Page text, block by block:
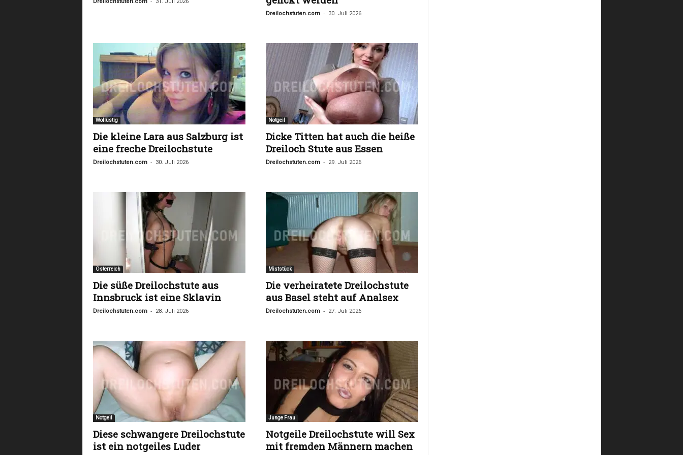
Dreilochstuten.com - 30. Juli 2026
Wollüstig
Die kleine Lara aus Salzburg ist
eine freche Dreilochstute
Dreilochstuten.com - 30. Juli 2026
Notgeil
Dicke Titten hat auch die heiße
Dreiloch Stute aus Essen
Dreilochstuten.com - 29. Juli 2026
Österreich
Die süße Dreilochstute aus
Innsbruck ist eine Sklavin
Dreilochstuten.com - 28. Juli 2026
Miststück
Die verheiratete Dreilochstute
aus Basel steht auf Analsex
Dreilochstuten.com - 27. Juli 2026
Notgeil
Diese schwangere Dreilochstute
ist ein notgeiles Luder
Junge Frau
Notgeile Dreilochstute will Sex
mit fremden Männern machen